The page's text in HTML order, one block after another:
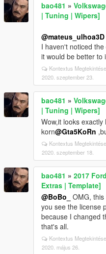
bao481 »
| Tuning | Wipers]
@mateus_ulhoa3D
I haven't noticed
it would be better to
Kontextus Megtekintése
2020. szeptember 23.
bao481 »
| Tuning | Wipers]
Wow,it looks
korn@Gta5KoRn
Kontextus Megtekintése
2020. szeptember 18.
bao481 » 2017
Extras | Template]
@BoBo_
OMG, this
you see the license
because I changed
that's all.
Kontextus Megtekintése
2020. május 26.